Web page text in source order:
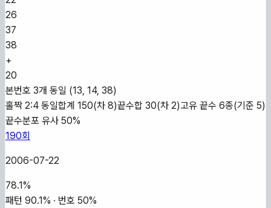
26
37
38
+
20
본번호 3개 동일 (13, 14, 38)
홀짝 2:4 동일합계 150(차 8)끝수합 30(차 2)고유 끝수 6종(기준 5)
끝수분포 유사 50%
190회
2006-07-22
78.1%
패턴 90.1% · 번호 50%